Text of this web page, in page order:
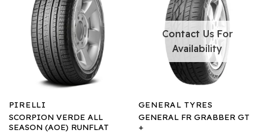
Contact Us For
Availability
GENERAL TYRES
GENERAL FR GRABBER GT
+
PIRELLI
SCORPION VERDE ALL
SEASON (AOE) RUNFLAT